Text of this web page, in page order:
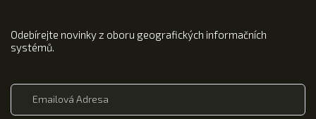
Odebírejte novinky z oboru geografických informačních
systémů.